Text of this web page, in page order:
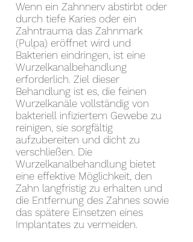
Wenn ein Zahnnerv abstirbt oder
durch tiefe Karies oder ein
Zahntrauma das Zahnmark
(Pulpa) eröffnet wird und
Bakterien eindringen, ist eine
Wurzelkanalbehandlung
erforderlich. Ziel dieser
Behandlung ist es, die feinen
Wurzelkanäle vollständig von
bakteriell infiziertem Gewebe zu
reinigen, sie sorgfältig
aufzubereiten und dicht zu
verschließen. Die
Wurzelkanalbehandlung bietet
eine effektive Möglichkeit, den
Zahn langfristig zu erhalten und
die Entfernung des Zahnes sowie
das spätere Einsetzen eines
Implantates zu vermeiden.